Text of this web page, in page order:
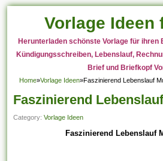
Vorlage Ideen
Herunterladen schönste Vorlage für ihren
Kündigungsschreiben, Lebenslauf,
Brief und Briefkopf
Home»Vorlage Ideen»Faszinierend Lebenslauf
Faszinierend
Category:Vorlage Ideen
Faszinierend Lebenslauf